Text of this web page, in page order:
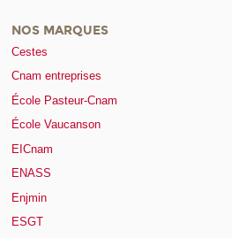
NOS MARQUES
Cestes
Cnam entreprises
École Pasteur-Cnam
École Vaucanson
EICnam
ENASS
Enjmin
ESGT